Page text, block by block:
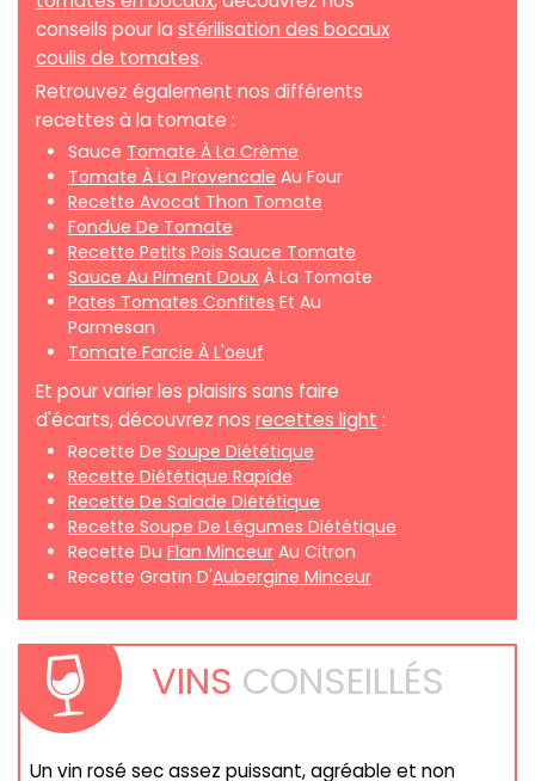
conseils pour la stérilisation des bocaux
coulis de tomates.
Retrouvez également nos différents
recettes à la tomate :
Sauce Tomate À La Crème
Tomate À La Provencale Au Four
Recette Avocat Thon Tomate
Fondue De Tomate
Recette Petits Pois Sauce Tomate
Sauce Au Piment Doux À La Tomate
Pates Tomates Confites Et Au
Parmesan
Tomate Farcie À L'oeuf
Et pour varier les plaisirs sans faire
d'écarts, découvrez nos recettes light :
Recette De Soupe Diététique
Recette Diététique Rapide
Recette De Salade Diététique
Recette Soupe De Légumes Diététique
Recette Du Flan Minceur Au Citron
Recette Gratin D'Aubergine Minceur
VINS CONSEILLÉS
Un vin rosé sec assez puissant, agréable et non